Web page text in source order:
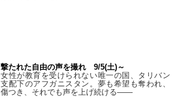
撃たれた自由の声を撮れ 9/5(土)～
女性が教育を受けられない唯一の国、タリバン
支配下のアフガニスタン。夢も希望も奪われ、
傷つき、それでも声を上げ続ける——